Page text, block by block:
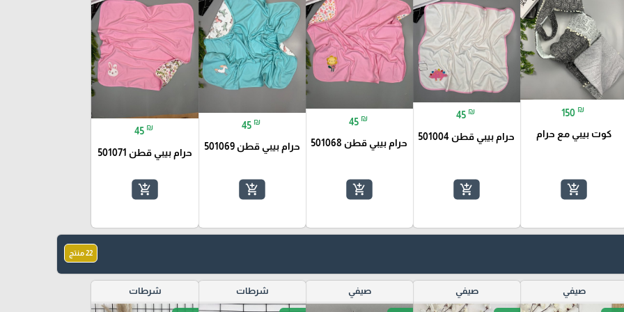
150 ₪
كوت بيبي مع حرام
add_shopping_cart
45 ₪
حرام بيبي قطن 501004
add_shopping_cart
45 ₪
حرام بيبي قطن 501068
add_shopping_cart
45 ₪
حرام بيبي قطن 501069
add_shopping_cart
45 ₪
حرام بيبي قطن 501071
add_shopping_cart
22 منتج
صيفي صيفي صيفي شرطات شرطات